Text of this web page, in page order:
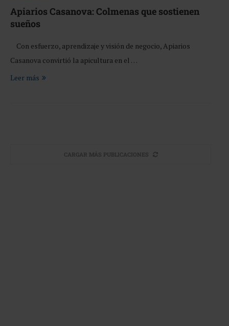
Apiarios Casanova: Colmenas que sostienen
sueños
Con esfuerzo, aprendizaje y visión de negocio, Apiarios
Casanova convirtió la apicultura en el …
Leer más
CARGAR MÁS PUBLICACIONES